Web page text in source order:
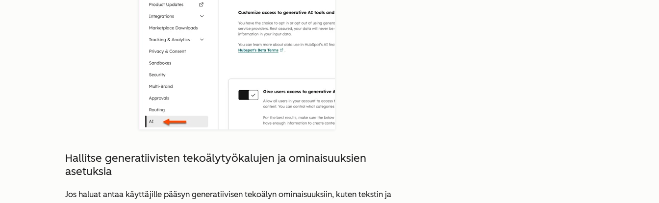
Hallitse generatiivisten tekoälytyökalujen ja ominaisuuksien
asetuksia
Jos haluat antaa käyttäjille pääsyn generatiivisen tekoälyn ominaisuuksiin, kuten tekstin ja